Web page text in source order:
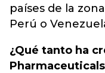
países de la
Perú o
¿Qué tanto ha